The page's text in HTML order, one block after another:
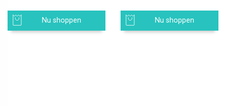
Nu shoppen Nu shoppen